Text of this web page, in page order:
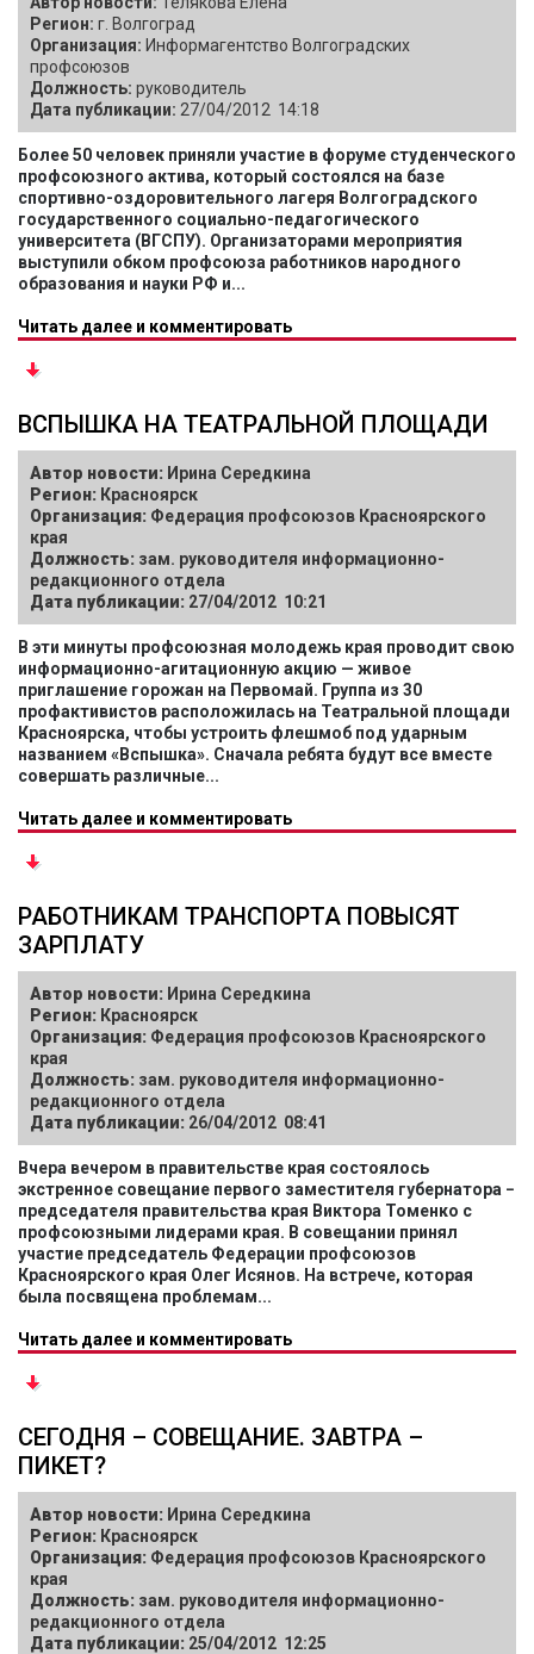
Регион: г. Волгоград
Организация: Информагентство Волгоградских
профсоюзов
Должность: руководитель
Дата публикации: 27/04/2012 14:18
Более 50 человек приняли участие в форуме студенческого
профсоюзного актива, который состоялся на базе
спортивно-оздоровительного лагеря Волгоградского
государственного социально-педагогического
университета (ВГСПУ). Организаторами мероприятия
выступили обком профсоюза работников народного
образования и науки РФ и...
Читать далее и комментировать
ВСПЫШКА НА ТЕАТРАЛЬНОЙ ПЛОЩАДИ
Автор новости: Ирина Середкина
Регион: Красноярск
Организация: Федерация профсоюзов Красноярского
края
Должность: зам. руководителя информационно-
редакционного отдела
Дата публикации: 27/04/2012 10:21
В эти минуты профсоюзная молодежь края проводит свою
информационно-агитационную акцию — живое
приглашение горожан на Первомай. Группа из 30
профактивистов расположилась на Театральной площади
Красноярска, чтобы устроить флешмоб под ударным
названием «Вспышка». Сначала ребята будут все вместе
совершать различные...
Читать далее и комментировать
РАБОТНИКАМ ТРАНСПОРТА ПОВЫСЯТ
ЗАРПЛАТУ
Автор новости: Ирина Середкина
Регион: Красноярск
Организация: Федерация профсоюзов Красноярского
края
Должность: зам. руководителя информационно-
редакционного отдела
Дата публикации: 26/04/2012 08:41
Вчера вечером в правительстве края состоялось
экстренное совещание первого заместителя губернатора −
председателя правительства края Виктора Томенко с
профсоюзными лидерами края. В совещании принял
участие председатель Федерации профсоюзов
Красноярского края Олег Исянов. На встрече, которая
была посвящена проблемам...
Читать далее и комментировать
СЕГОДНЯ – СОВЕЩАНИЕ. ЗАВТРА –
ПИКЕТ?
Автор новости: Ирина Середкина
Регион: Красноярск
Организация: Федерация профсоюзов Красноярского
края
Должность: зам. руководителя информационно-
редакционного отдела
Дата публикации: 25/04/2012 12:25